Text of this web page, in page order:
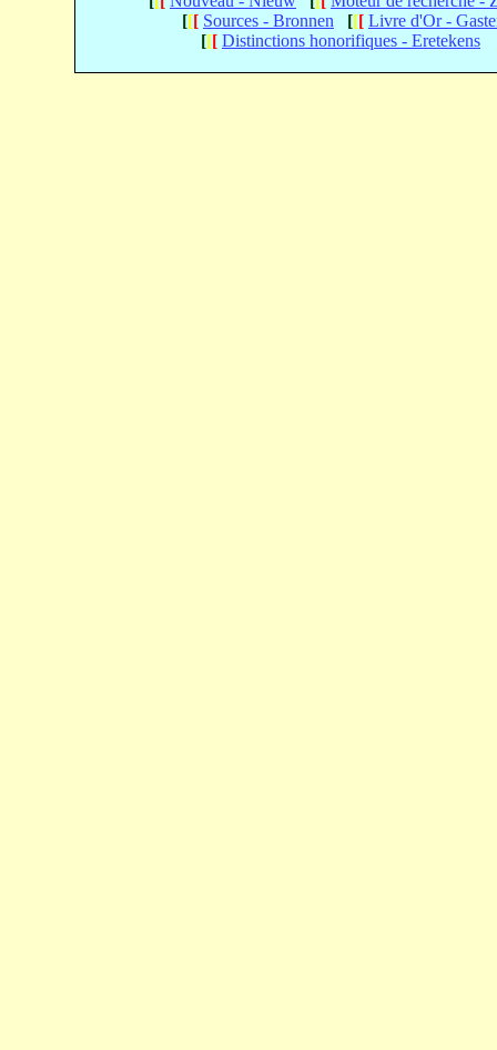
[[[ Sources - Bronnen [[[ Livre d'Or -
[[[ Distinctions honorifiques - Eretekens